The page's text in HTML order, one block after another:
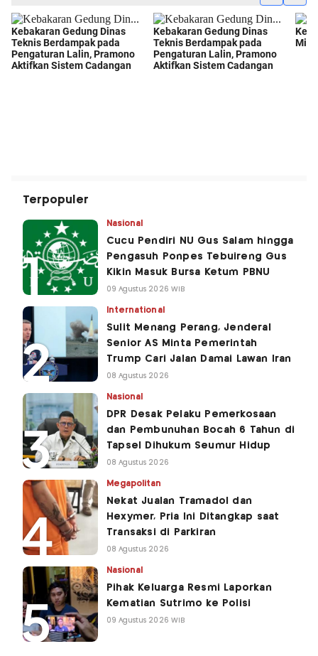
Terpopuler
Nasional
Cucu Pendiri NU Gus Salam hingga
Pengasuh Ponpes Tebuireng Gus
Kikin Masuk Bursa Ketum PBNU
09 Agustus 2026 WIB
International
Sulit Menang Perang, Jenderal
Senior AS Minta Pemerintah
Trump Cari Jalan Damai Lawan Iran
08 Agustus 2026
Nasional
DPR Desak Pelaku Pemerkosaan
dan Pembunuhan Bocah 6 Tahun di
Tapsel Dihukum Seumur Hidup
08 Agustus 2026
Megapolitan
Nekat Jualan Tramadol dan
Hexymer, Pria Ini Ditangkap saat
Transaksi di Parkiran
08 Agustus 2026
Nasional
Pihak Keluarga Resmi Laporkan
Kematian Sutrimo ke Polisi
09 Agustus 2026 WIB